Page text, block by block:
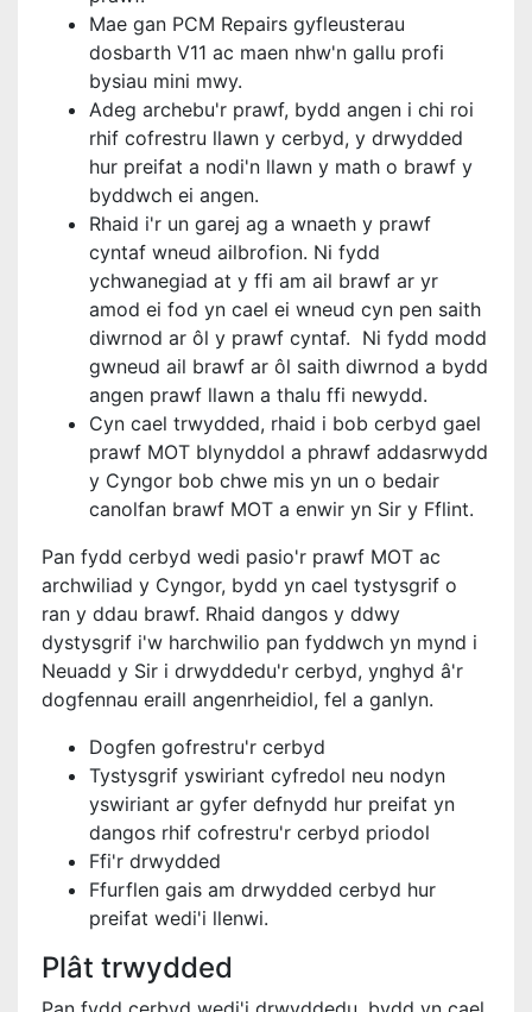
Mae gan PCM Repairs gyfleusterau
dosbarth V11 ac maen nhw'n gallu profi
bysiau mini mwy.
Adeg archebu'r prawf, bydd angen i chi roi
rhif cofrestru llawn y cerbyd, y drwydded
hur preifat a nodi'n llawn y math o brawf y
byddwch ei angen.
Rhaid i'r un garej ag a wnaeth y prawf
cyntaf wneud ailbrofion. Ni fydd
ychwanegiad at y ffi am ail brawf ar yr
amod ei fod yn cael ei wneud cyn pen saith
diwrnod ar ôl y prawf cyntaf. Ni fydd modd
gwneud ail brawf ar ôl saith diwrnod a bydd
angen prawf llawn a thalu ffi newydd.
Cyn cael trwydded, rhaid i bob cerbyd gael
prawf MOT blynyddol a phrawf addasrwydd
y Cyngor bob chwe mis yn un o bedair
canolfan brawf MOT a enwir yn Sir y Fflint.
Pan fydd cerbyd wedi pasio'r prawf MOT ac
archwiliad y Cyngor, bydd yn cael tystysgrif o
ran y ddau brawf. Rhaid dangos y ddwy
dystysgrif i'w harchwilio pan fyddwch yn mynd i
Neuadd y Sir i drwyddedu'r cerbyd, ynghyd â'r
dogfennau eraill angenrheidiol, fel a ganlyn.
Dogfen gofrestru'r cerbyd
Tystysgrif yswiriant cyfredol neu nodyn
yswiriant ar gyfer defnydd hur preifat yn
dangos rhif cofrestru'r cerbyd priodol
Ffi'r drwydded
Ffurflen gais am drwydded cerbyd hur
preifat wedi'i llenwi.
Plât trwydded